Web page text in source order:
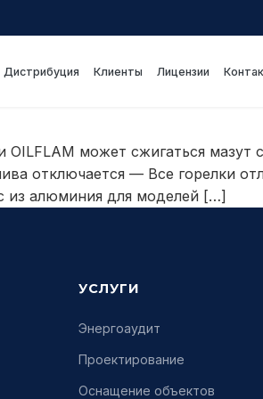
Дистрибуция Клиенты Лицензии
может сжигаться мазут
отключается — Все горелки
из алюминия для моделей […]
УСЛУГИ
Энергоаудит
Проектирование
Оснащение объектов